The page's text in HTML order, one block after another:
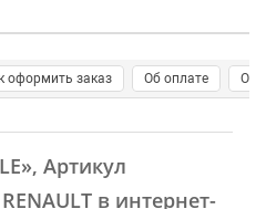
оформить заказ Об оплате О
, Артикул
в интернет-